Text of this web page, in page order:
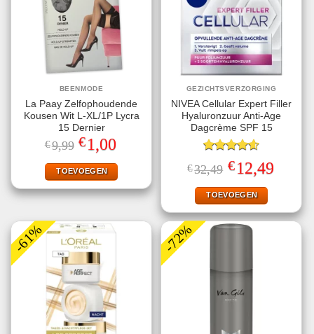
BEENMODE
La Paay Zelfophoudende
Kousen Wit L-XL/1P Lycra
15 Dernier
€9,99 Oorspronkelijke
prijs
was:
€9,99.
€1,00
is:
€1,00.
TOEVOEGEN
GEZICHTSVERZORGING
NIVEA Cellular Expert Filler
Hyaluronzuur Anti-Age
Dagcrème SPF 15
Gewaardeerd
4.60uit 5
€32,49 Oorspronkelijke
prijs
was:
€32,49.
€12,49Huidige
prijs
TOEVOEGEN
-61% -72%